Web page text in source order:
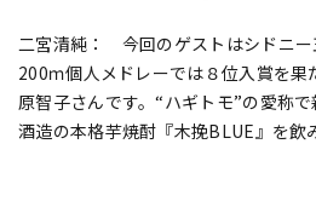
二宮清純： 今回のゲストはシドニー
200ｍ個人メドレーでは８位入賞を
原智子さんです。“ハギトモ”の愛称
酒造の本格芋焼酎『木挽BLUE』を